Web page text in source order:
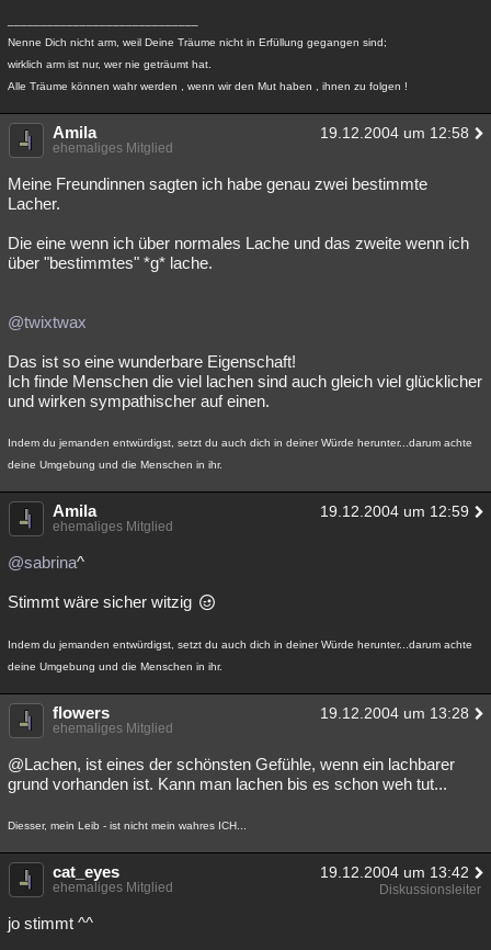
Nenne Dich nicht arm, weil Deine Träume nicht in Erfüllung gegangen sind;
wirklich arm ist nur, wer nie geträumt hat.
Alle Träume können wahr werden , wenn wir den Mut haben , ihnen zu folgen !
Amila 19.12.2004 um 12:58
ehemaliges Mitglied
Meine Freundinnen sagten ich habe genau zwei bestimmte
Lacher.
Die eine wenn ich über normales Lache und das zweite wenn ich
über "bestimmtes" *g* lache.
@twixtwax
Das ist so eine wunderbare Eigenschaft!
Ich finde Menschen die viel lachen sind auch gleich viel glücklicher
und wirken sympathischer auf einen.
Indem du jemanden entwürdigst, setzt du auch dich in deiner Würde herunter...darum achte
deine Umgebung und die Menschen in ihr.
Amila 19.12.2004 um 12:59
ehemaliges Mitglied
@sabrina^
Stimmt wäre sicher witzig
Indem du jemanden entwürdigst, setzt du auch dich in deiner Würde herunter...darum achte
deine Umgebung und die Menschen in ihr.
flowers 19.12.2004 um 13:28
ehemaliges Mitglied
@Lachen, ist eines der schönsten Gefühle, wenn ein lachbarer
grund vorhanden ist. Kann man lachen bis es schon weh tut...
Diesser, mein Leib - ist nicht mein wahres ICH...
cat_eyes 19.12.2004 um 13:42
ehemaliges Mitglied Diskussionsleiter
jo stimmt ^^